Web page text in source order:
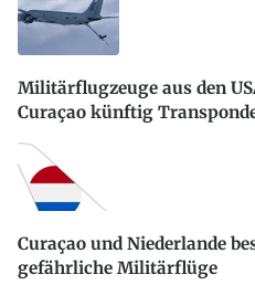
Militärflugzeuge aus den
Curaçao künftig
Curaçao und Niederlande
gefährliche Militärflüge